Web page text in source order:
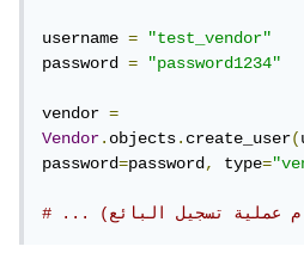
username =
"test_vendor"
password = "password1234"
vendor =
Vendor.objects.create_user(
password=password, type=